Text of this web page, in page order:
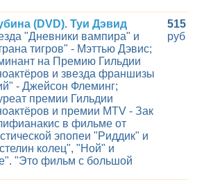
(DVD). Туи Дэвид
"Дневники вампира" и
тигров" - Мэттью Дэвис;
на Премию Гильдии
и звезда франшизы
- Джейсон Флеминг;
премии Гильдии
и премии MTV - Зак
в фильме от
эпопеи "Риддик" и
колец", "Ной" и
"Это фильм с большой
515
руб